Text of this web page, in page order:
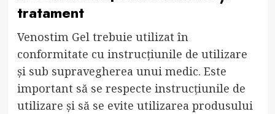
tratament
Venostim Gel trebuie utilizat în
conformitate cu instrucțiunile de utilizare
și sub supravegherea unui medic. Este
important să se respecte instrucțiunile de
utilizare și să se evite utilizarea produsului